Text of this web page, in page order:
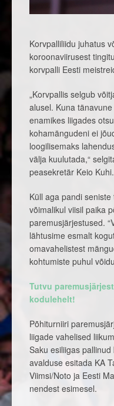
Korvpalliliidu juhatus
koroonaviirusest
korvpalli Eesti
„Korvpallis selgub
alusel. Kuna
enamikes liigades
kohamängudeni ei
loogilisemaks
välja kuulutada,“
peasekretär Keio Kuhi.
Küll aga pandi
võimalikul viisil paika
paremusjärjestused.
lähtusime esmalt
omavahelistest
kohtumiste puhul
Tutvu
kodulehelt!
Põhiturniiri
liigade vahelised
Saku esiliigas
avalduse esitada KA
Viimsi/Noto ja Eesti
nendest esimesel.